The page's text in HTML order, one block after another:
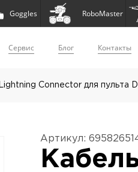
Goggles RoboMaster
Сервис Блог Контакты
Connector для пульта
Артикул: